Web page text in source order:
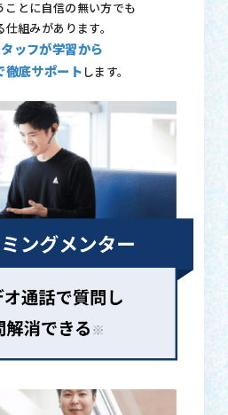
ことに自信の無い方でも
仕組みがあります。
ッフが学習から
徹底サポート します。